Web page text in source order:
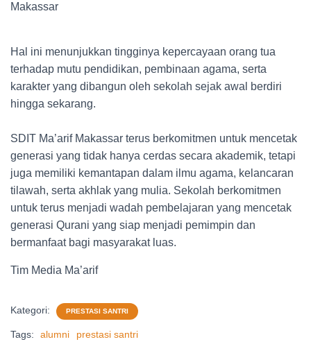
Makassar
Hal ini menunjukkan tingginya kepercayaan orang tua
terhadap mutu pendidikan, pembinaan agama, serta
karakter yang dibangun oleh sekolah sejak awal berdiri
hingga sekarang.
SDIT Ma’arif Makassar terus berkomitmen untuk mencetak
generasi yang tidak hanya cerdas secara akademik, tetapi
juga memiliki kemantapan dalam ilmu agama, kelancaran
tilawah, serta akhlak yang mulia. Sekolah berkomitmen
untuk terus menjadi wadah pembelajaran yang mencetak
generasi Qurani yang siap menjadi pemimpin dan
bermanfaat bagi masyarakat luas.
Tim Media Ma’arif
Kategori: PRESTASI SANTRI
Tags: alumni prestasi santri